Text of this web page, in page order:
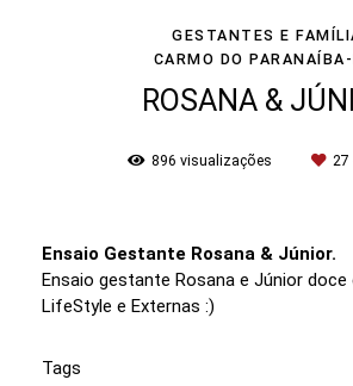
GESTANTES E
CARMO DO
ROSANA &
896 visualizações 27
Ensaio Gestante Rosana & Júnior.
Ensaio gestante Rosana e Júnior doce
LifeStyle e Externas :)
Tags